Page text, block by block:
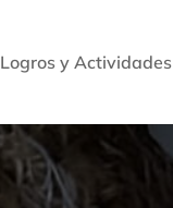
Logros y Actividades